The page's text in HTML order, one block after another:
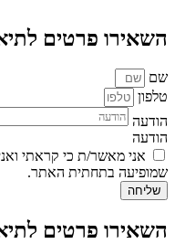
השאירו פרטים
שם
טלפון
הודעה
הודעה
אני מאשר/ת כי קראתי
שמופיעה בתחתית האתר.
שליחה
השאירו פרטים